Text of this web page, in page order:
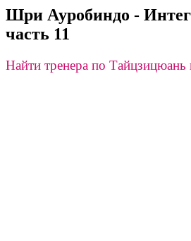
Шри Ауробиндо -
часть 11
Найти тренера по Тайцзицюань